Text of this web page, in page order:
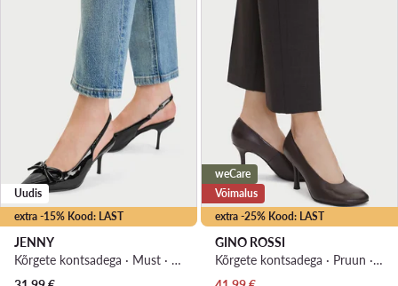
extra -15% Kood: LAST
Uudis
JENNY
Kõrgete kontsadega · Must · 7 cm
extra -25% Kood: LAST
weCare
Võimalus
GINO ROSSI
Kõrgete kontsadega · Pruun · 8.5 cm